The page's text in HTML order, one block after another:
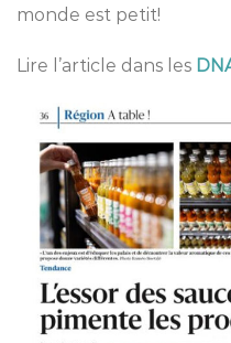
monde est petit!
Lire l’article dans les